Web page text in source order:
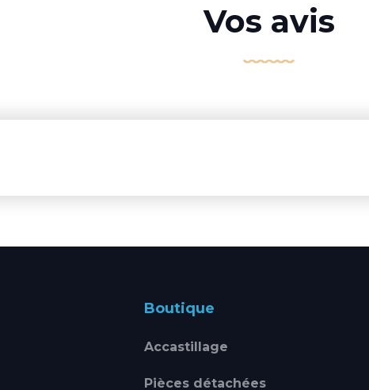
Vos avis
Boutique
Accastillage
Pièces détachées